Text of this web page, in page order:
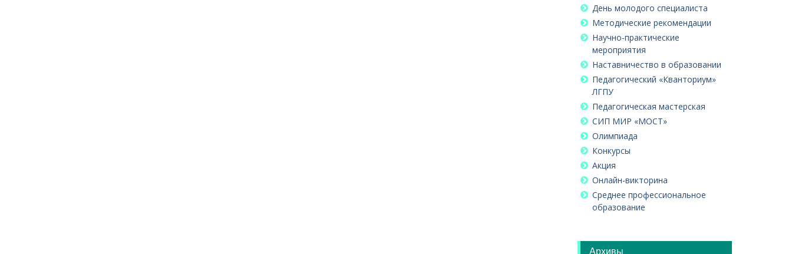
День молодого специалиста
Методические рекомендации
Научно-практические
мероприятия
Наставничество в образовании
Педагогический «Кванториум»
ЛГПУ
Педагогическая мастерская
СИП МИР «МОСТ»
Олимпиада
Конкурсы
Акция
Онлайн-викторина
Среднее профессиональное
образование
Архивы